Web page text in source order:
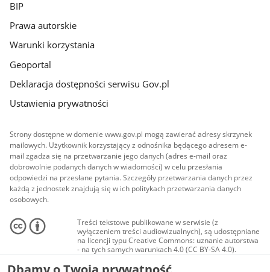
BIP
Prawa autorskie
Warunki korzystania
Geoportal
Deklaracja dostępności serwisu Gov.pl
Ustawienia prywatności
Strony dostępne w domenie www.gov.pl mogą zawierać adresy skrzynek
mailowych. Użytkownik korzystający z odnośnika będącego adresem e-
mail zgadza się na przetwarzanie jego danych (adres e-mail oraz
dobrowolnie podanych danych w wiadomości) w celu przesłania
odpowiedzi na przesłane pytania. Szczegóły przetwarzania danych przez
każdą z jednostek znajdują się w ich politykach przetwarzania danych
osobowych.
Treści tekstowe publikowane w serwisie (z
wyłączeniem treści audiowizualnych), są udostępniane
na licencji typu Creative Commons: uznanie autorstwa
- na tych samych warunkach 4.0 (CC BY-SA 4.0).
Materiały audiowizualne, w tym zdjęcia, materiały
audio i wideo, są udostępniane na licencji typu